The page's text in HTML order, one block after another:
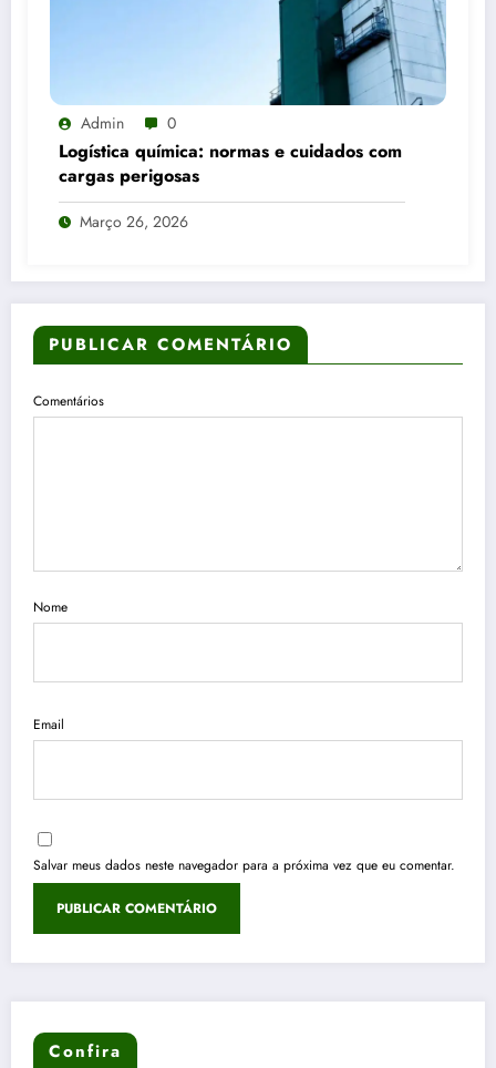
Admin 0
Logística química: normas e cuidados com
cargas perigosas
Março 26, 2026
PUBLICAR COMENTÁRIO
Comentários
Nome
Email
Salvar meus dados neste navegador para a próxima vez que eu comentar.
Confira